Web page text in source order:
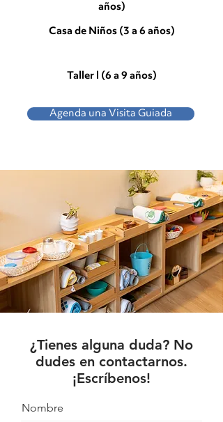
años)
Casa de Niños (3 a 6 años)
Taller l (6 a 9 años)
Agenda una Visita Guiada
¿Tienes alguna duda? No
dudes en contactarnos.
¡Escríbenos!
Nombre